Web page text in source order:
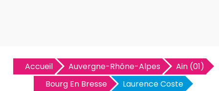
Accueil Auvergne-Rhône-Alpes
Ain (01)
Bourg En Bresse
Laurence Coste